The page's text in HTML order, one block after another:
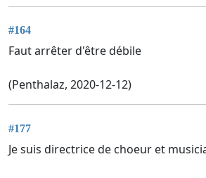
#164
Faut arrêter d'être débile
(Penthalaz, 2020-12-12)
#177
Je suis directrice de choeur et